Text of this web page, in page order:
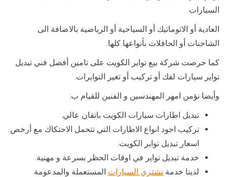
السيارات
العادية أو الاتوماتيك أو السياحية أو الرياضية بالاضافة الى
الشاحنات أو الحافلات بأنواعها كلها.
كما حرصت شركة بيع تواير الكويت على تامين أفضل فني تبديل
تواير سيارات لفك أو تركيب أو تغير التوايرات.
وأيضا نؤمن امهر المهندسين و الفنين للقيام ب:
تبديل اطارات سيارات الكويت باتقان عالي.
تركيب اجود انواع الاطارات التي تتحمل الاحتكاك مع أرخص
اسعار تبديل تواير الكويت.
خدمة تبديل تواير في اوقات الحظر بسرعة و مهنية.
لدينا خدمة نشتري السيارات المستعملة والمدعومة